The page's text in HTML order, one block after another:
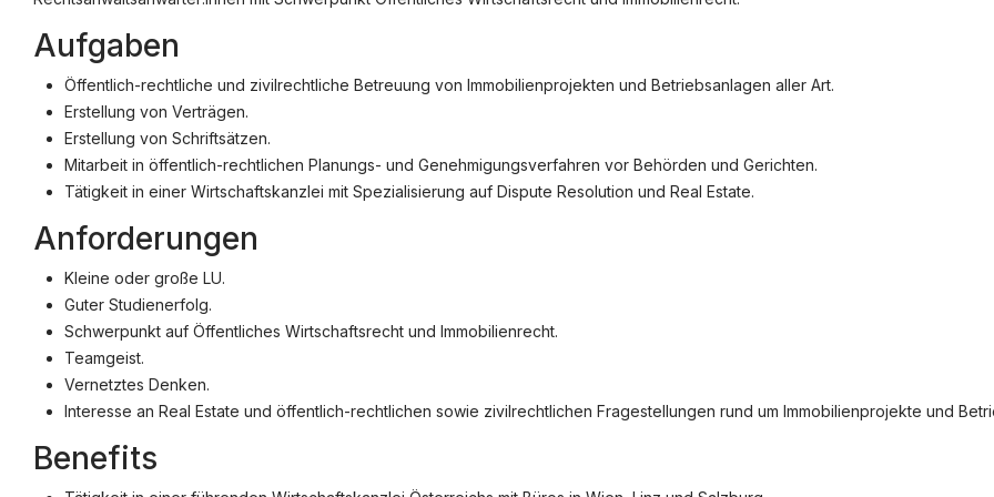
Aufgaben
Öffentlich-rechtliche und zivilrechtliche Betreuung von Immobilienprojekten und Betriebsanlagen aller Art.
Erstellung von Verträgen.
Erstellung von Schriftsätzen.
Mitarbeit in öffentlich-rechtlichen Planungs- und Genehmigungsverfahren vor Behörden und Gerichten.
Tätigkeit in einer Wirtschaftskanzlei mit Spezialisierung auf Dispute Resolution und Real Estate.
Anforderungen
Kleine oder große LU.
Guter Studienerfolg.
Schwerpunkt auf Öffentliches Wirtschaftsrecht und Immobilienrecht.
Teamgeist.
Vernetztes Denken.
Interesse an Real Estate und öffentlich-rechtlichen sowie zivilrechtlichen Fragestellungen rund um Immobilienprojekte und
Benefits
©jusjobs.at 2026 ImpressumAGBDatenschutzCookie-Einstellungen